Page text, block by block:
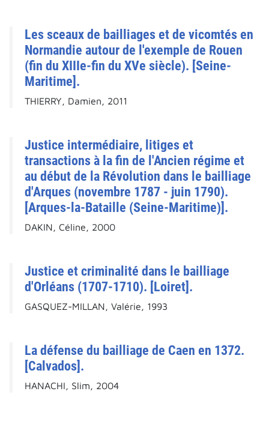
Les sceaux de bailliages et de vicomtés en
Normandie autour de l'exemple de Rouen
(fin du XIIIe-fin du XVe siècle). [Seine-
Maritime].
THIERRY, Damien, 2011
Justice intermédiaire, litiges et
transactions à la fin de l'Ancien régime et
au début de la Révolution dans le bailliage
d'Arques (novembre 1787 - juin 1790).
[Arques-la-Bataille (Seine-Maritime)].
DAKIN, Céline, 2000
Justice et criminalité dans le bailliage
d'Orléans (1707-1710). [Loiret].
GASQUEZ-MILLAN, Valérie, 1993
La défense du bailliage de Caen en 1372.
[Calvados].
HANACHI, Slim, 2004